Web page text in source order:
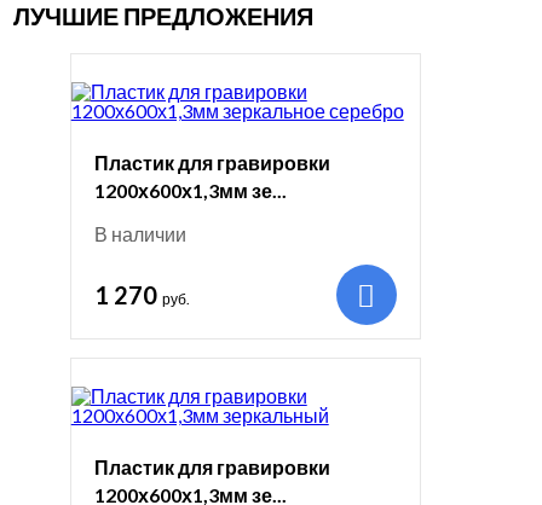
ЛУЧШИЕ ПРЕДЛОЖЕНИЯ
Пластик для гравировки
1200х600х1,3мм зе...
В наличии
1 270 руб.
Пластик для гравировки
1200х600х1,3мм зе...